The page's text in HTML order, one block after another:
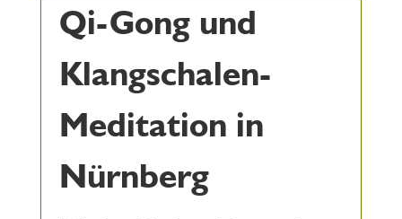
Qi-Gong und
Klangschalen-
Meditation in
Nürnberg